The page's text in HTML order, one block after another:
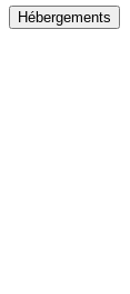
Hébergements